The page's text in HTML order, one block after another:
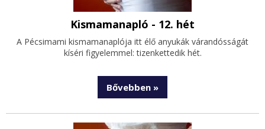
Kismamanapló - 12. hét
A Pécsimami kismamanaplója itt élő anyukák várandósságát
kíséri figyelemmel: tizenkettedik hét.
Bővebben »